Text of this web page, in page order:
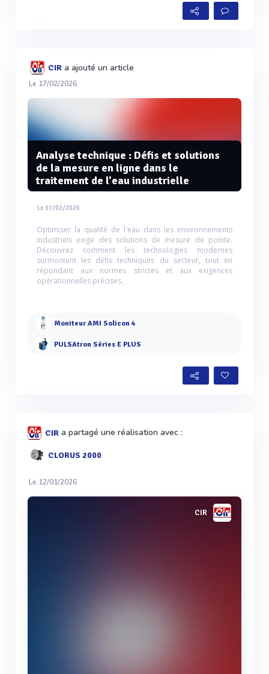
CIR a ajouté un article
Le 17/02/2026
Analyse technique : Défis et solutions
de la mesure en ligne dans le
traitement de l'eau industrielle
Le 17/02/2026
Optimiser la qualité de l'eau dans les environnements
industriels exige des solutions de mesure de pointe.
Découvrez comment les technologies modernes
surmontent les défis techniques du secteur, tout en
répondant aux normes strictes et aux exigences
opérationnelles précises.
Moniteur AMI Solicon 4
PULSAtron Séries E PLUS
CIR a partagé une réalisation avec :
CLORUS 2000
Le 12/01/2026
CIR